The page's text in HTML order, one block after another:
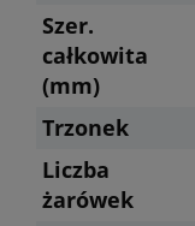
Szer.
całkowita
(mm)
Trzonek
Liczba
żarówek